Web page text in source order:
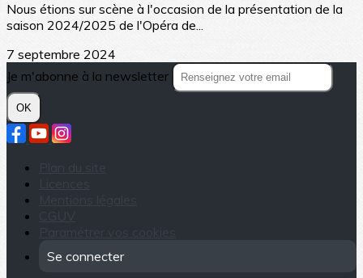
Nous étions sur scène à l'occasion de la présentation de la
saison 2024/2025 de l'Opéra de...
7 septembre 2024
Je m'abonne à la newsletter
OK
Se connecter